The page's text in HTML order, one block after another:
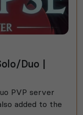
Duo |
PVP server
added to the